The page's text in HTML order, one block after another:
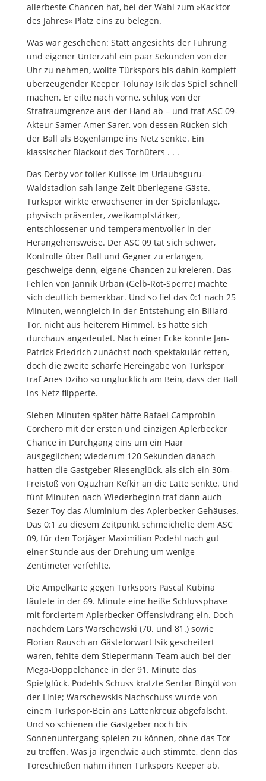
allerbeste Chancen hat, bei der Wahl zum »Kacktor
des Jahres« Platz eins zu belegen.
Was war geschehen: Statt angesichts der Führung
und eigener Unterzahl ein paar Sekunden von der
Uhr zu nehmen, wollte Türkspors bis dahin komplett
überzeugender Keeper Tolunay Isik das Spiel schnell
machen. Er eilte nach vorne, schlug von der
Strafraumgrenze aus der Hand ab – und traf ASC 09-
Akteur Samer-Amer Sarer, von dessen Rücken sich
der Ball als Bogenlampe ins Netz senkte. Ein
klassischer Blackout des Torhüters . . .
Das Derby vor toller Kulisse im Urlaubsguru-
Waldstadion sah lange Zeit überlegene Gäste.
Türkspor wirkte erwachsener in der Spielanlage,
physisch präsenter, zweikampfstärker,
entschlossener und temperamentvoller in der
Herangehensweise. Der ASC 09 tat sich schwer,
Kontrolle über Ball und Gegner zu erlangen,
geschweige denn, eigene Chancen zu kreieren. Das
Fehlen von Jannik Urban (Gelb-Rot-Sperre) machte
sich deutlich bemerkbar. Und so fiel das 0:1 nach 25
Minuten, wenngleich in der Entstehung ein Billard-
Tor, nicht aus heiterem Himmel. Es hatte sich
durchaus angedeutet. Nach einer Ecke konnte Jan-
Patrick Friedrich zunächst noch spektakulär retten,
doch die zweite scharfe Hereingabe von Türkspor
traf Anes Dziho so unglücklich am Bein, dass der Ball
ins Netz flipperte.
Sieben Minuten später hätte Rafael Camprobin
Corchero mit der ersten und einzigen Aplerbecker
Chance in Durchgang eins um ein Haar
ausgeglichen; wiederum 120 Sekunden danach
hatten die Gastgeber Riesenglück, als sich ein 30m-
Freistoß von Oguzhan Kefkir an die Latte senkte. Und
fünf Minuten nach Wiederbeginn traf dann auch
Sezer Toy das Aluminium des Aplerbecker Gehäuses.
Das 0:1 zu diesem Zeitpunkt schmeichelte dem ASC
09, für den Torjäger Maximilian Podehl nach gut
einer Stunde aus der Drehung um wenige
Zentimeter verfehlte.
Die Ampelkarte gegen Türkspors Pascal Kubina
läutete in der 69. Minute eine heiße Schlussphase
mit forciertem Aplerbecker Offensivdrang ein. Doch
nachdem Lars Warschewski (70. und 81.) sowie
Florian Rausch an Gästetorwart Isik gescheitert
waren, fehlte dem Stiepermann-Team auch bei der
Mega-Doppelchance in der 91. Minute das
Spielglück. Podehls Schuss kratzte Serdar Bingöl von
der Linie; Warschewskis Nachschuss wurde von
einem Türkspor-Bein ans Lattenkreuz abgefälscht.
Und so schienen die Gastgeber noch bis
Sonnenuntergang spielen zu können, ohne das Tor
zu treffen. Was ja irgendwie auch stimmte, denn das
Toreschießen nahm ihnen Türkspors Keeper ab.